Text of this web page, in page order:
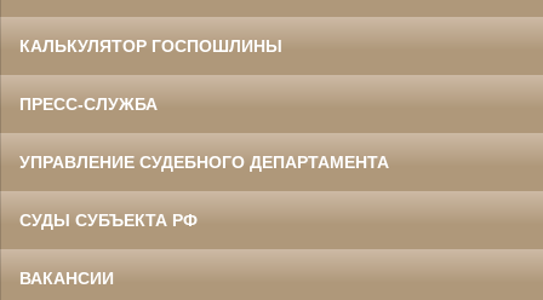
КАЛЬКУЛЯТОР ГОСПОШЛИНЫ
ПРЕСС-СЛУЖБА
УПРАВЛЕНИЕ СУДЕБНОГО ДЕПАРТАМЕНТА
СУДЫ СУБЪЕКТА РФ
ВАКАНСИИ